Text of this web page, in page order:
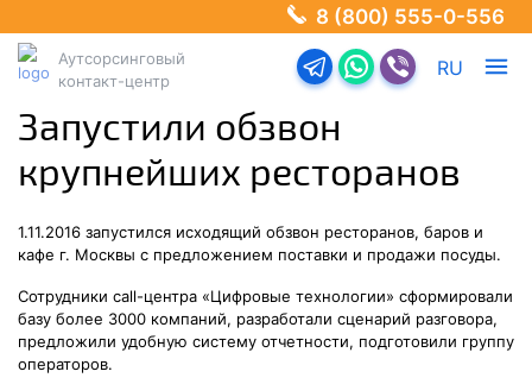
8 (800) 555-0-556
Аутсорсинговый
контакт-центр
Перейти в телеграм-
Перейти в Ватсап
Перейти в
RU
Запустили обзвон
крупнейших ресторанов
1.11.2016 запустился исходящий обзвон ресторанов, баров и
кафе г. Москвы с предложением поставки и продажи посуды.
Сотрудники call-центра «Цифровые технологии» сформировали
базу более 3000 компаний, разработали сценарий разговора,
предложили удобную систему отчетности, подготовили группу
операторов.